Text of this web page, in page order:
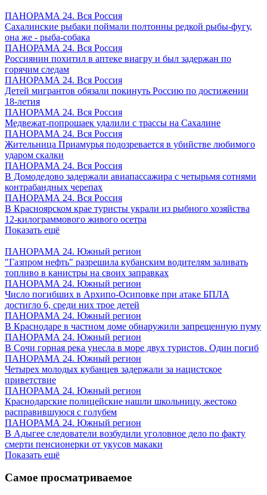
ПАНОРАМА 24. Вся Россия
Сахалинские рыбаки поймали полтонны редкой рыбы-фугу,
она же - рыба-собака
ПАНОРАМА 24. Вся Россия
Россиянин похитил в аптеке виагру и был задержан по
горячим следам
ПАНОРАМА 24. Вся Россия
Детей мигрантов обязали покинуть Россию по достижении
18-летия
ПАНОРАМА 24. Вся Россия
Медвежат-попрошаек удалили с трассы на Сахалине
ПАНОРАМА 24. Вся Россия
Жительница Приамурья подозревается в убийстве любимого
ударом скалки
ПАНОРАМА 24. Вся Россия
В Домодедово задержали авиапассажира с четырьмя сотнями
контрабандных черепах
ПАНОРАМА 24. Вся Россия
В Красноярском крае туристы украли из рыбного хозяйства
12-килограммового живого осетра
Показать ещё
ПАНОРАМА 24. Южный регион
"Газпром нефть" разрешила кубанским водителям заливать
топливо в канистры на своих заправках
ПАНОРАМА 24. Южный регион
Число погибших в Архипо-Осиповке при атаке БПЛА
достигло 6, среди них трое детей
ПАНОРАМА 24. Южный регион
В Краснодаре в частном доме обнаружили запрещенную пуму
ПАНОРАМА 24. Южный регион
В Сочи горная река унесла в море двух туристов. Один погиб
ПАНОРАМА 24. Южный регион
Четырех молодых кубанцев задержали за нацистское
приветствие
ПАНОРАМА 24. Южный регион
Краснодарские полицейские нашли школьницу, жестоко
расправившуюся с голубем
ПАНОРАМА 24. Южный регион
В Адыгее следователи возбудили уголовное дело по факту
смерти пенсионерки от укусов макаки
Показать ещё
Самое просматриваемое